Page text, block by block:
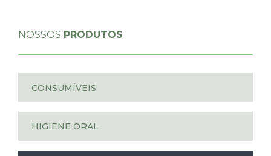
NOSSOS PRODUTOS
CONSUMÍVEIS
HIGIENE ORAL